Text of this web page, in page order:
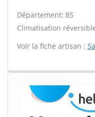
Département: 85
Climatisation
Voir la fiche artisan :